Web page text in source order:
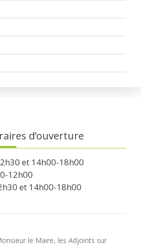
d’ouverture
et 14h00-18h00
12h00
et 14h00-18h00
le Maire, les Adjoints sur